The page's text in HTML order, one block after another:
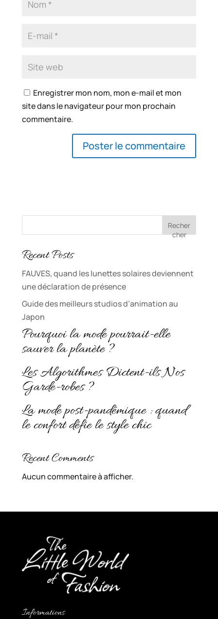
Enregistrer mon nom, mon e-mail et mon
site dans le navigateur pour mon prochain
commentaire.
Recher
cher
Recent Posts
FAUVES, quand les lunettes solaires deviennent
une déclaration de présence
Guide des meilleurs studios d’animation au
Japon
Pourquoi la mode pourrait-elle
sauver la planète ?
Les Algorithmes Dictent-ils Nos
Garde-robes ?
La mode post-pandémique : quand
le confort défie le style chic
Recent Comments
Aucun commentaire à afficher.
Informations